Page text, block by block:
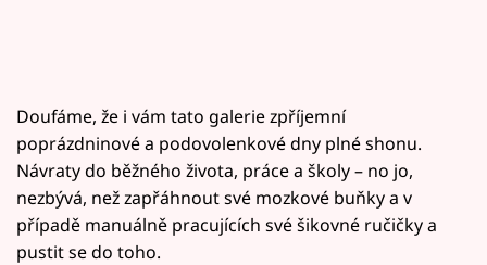
Doufáme, že i vám tato galerie zpříjemní
poprázdninové a podovolenkové dny plné shonu.
Návraty do běžného života, práce a školy – no jo,
nezbývá, než zapřáhnout své mozkové buňky a v
případě manuálně pracujících své šikovné ručičky a
pustit se do toho.